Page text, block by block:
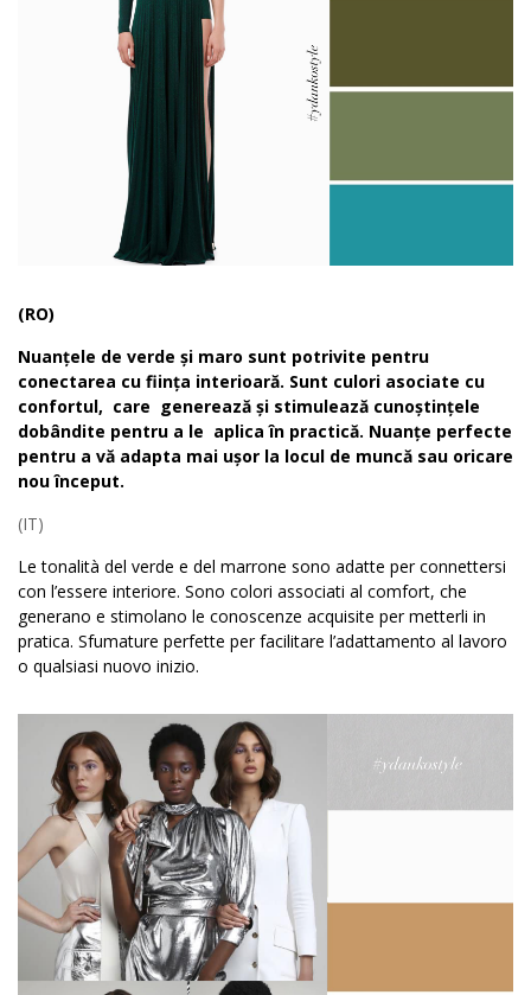
(RO)
Nuanțele de verde și maro sunt potrivite pentru
conectarea cu ființa interioară. Sunt culori asociate cu
confortul, care generează și stimulează cunoștințele
dobândite pentru a le aplica în practică. Nuanțe perfecte
pentru a vă adapta mai ușor la locul de muncă sau oricare
nou început.
(IT)
Le tonalità del verde e del marrone sono adatte per connettersi
con l’essere interiore. Sono colori associati al comfort, che
generano e stimolano le conoscenze acquisite per metterli in
pratica. Sfumature perfette per facilitare l’adattamento al lavoro
o qualsiasi nuovo inizio.